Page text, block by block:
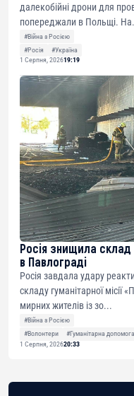
далекобійні дрони для
попереджали в Польщі.
#Війна з Росією
#Росія
#Україна
1 Серпня, 202619:19
Росія знищила склад
в Павлограді
Росія завдала удару
складу гуманітарної місії
мирних жителів із зо...
#Війна з Росією
#Волонтери
#Гуманітарна допомога
1 Серпня, 202620:33